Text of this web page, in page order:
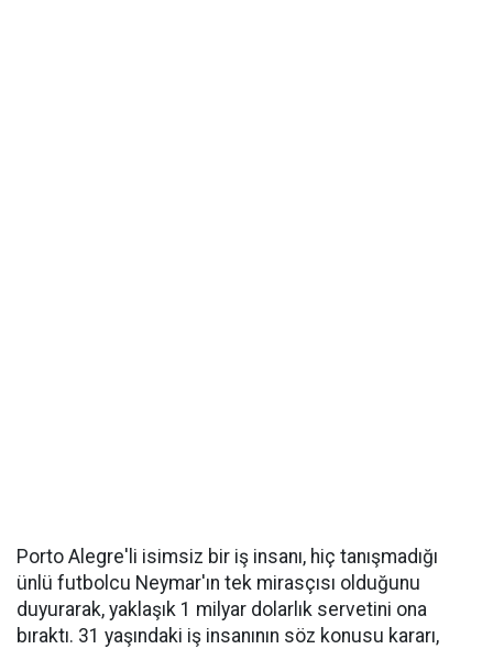
Porto Alegre'li isimsiz bir iş insanı, hiç tanışmadığı
ünlü futbolcu Neymar'ın tek mirasçısı olduğunu
duyurarak, yaklaşık 1 milyar dolarlık servetini ona
bıraktı. 31 yaşındaki iş insanının söz konusu kararı,